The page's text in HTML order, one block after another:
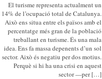
El turisme representa actualment un
14% de l’ocupació total de Catalunya.
Això ens situa entre els països amb el
percentatge més gran de la població
treballant en turisme. És una mala
idea. Ens fa massa depenents d’un sol
sector. Això és negatiu per dos motius.
Perquè si hi ha una crisi en aquest
sector —per […]